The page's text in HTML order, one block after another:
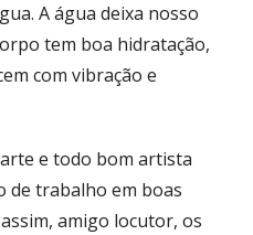
A água deixa nosso
tem boa hidratação,
com vibração e
e todo bom artista
de trabalho em boas
amigo locutor, os